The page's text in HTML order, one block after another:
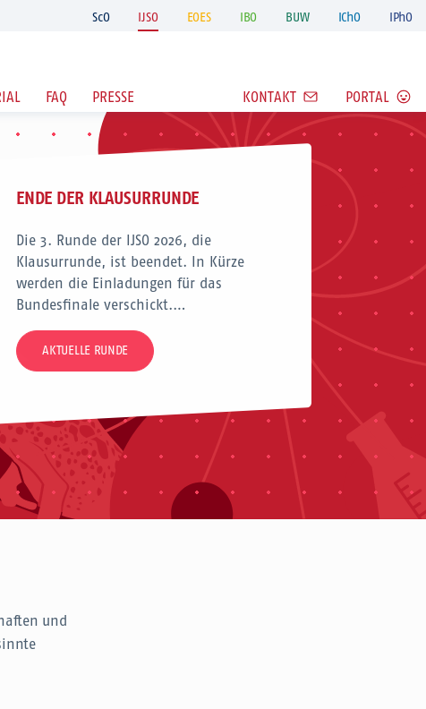
ScO IJSO EOES IBO BUW IChO IPhO
FAQ PRESSE KONTAKT PORTAL
ENDE DER KLAUSURRUNDE
Die 3. Runde der IJSO 2026, die
Klausurrunde, ist beendet. In Kürze
werden die Einladungen für das
Bundesfinale verschickt.…
AKTUELLE RUNDE
und